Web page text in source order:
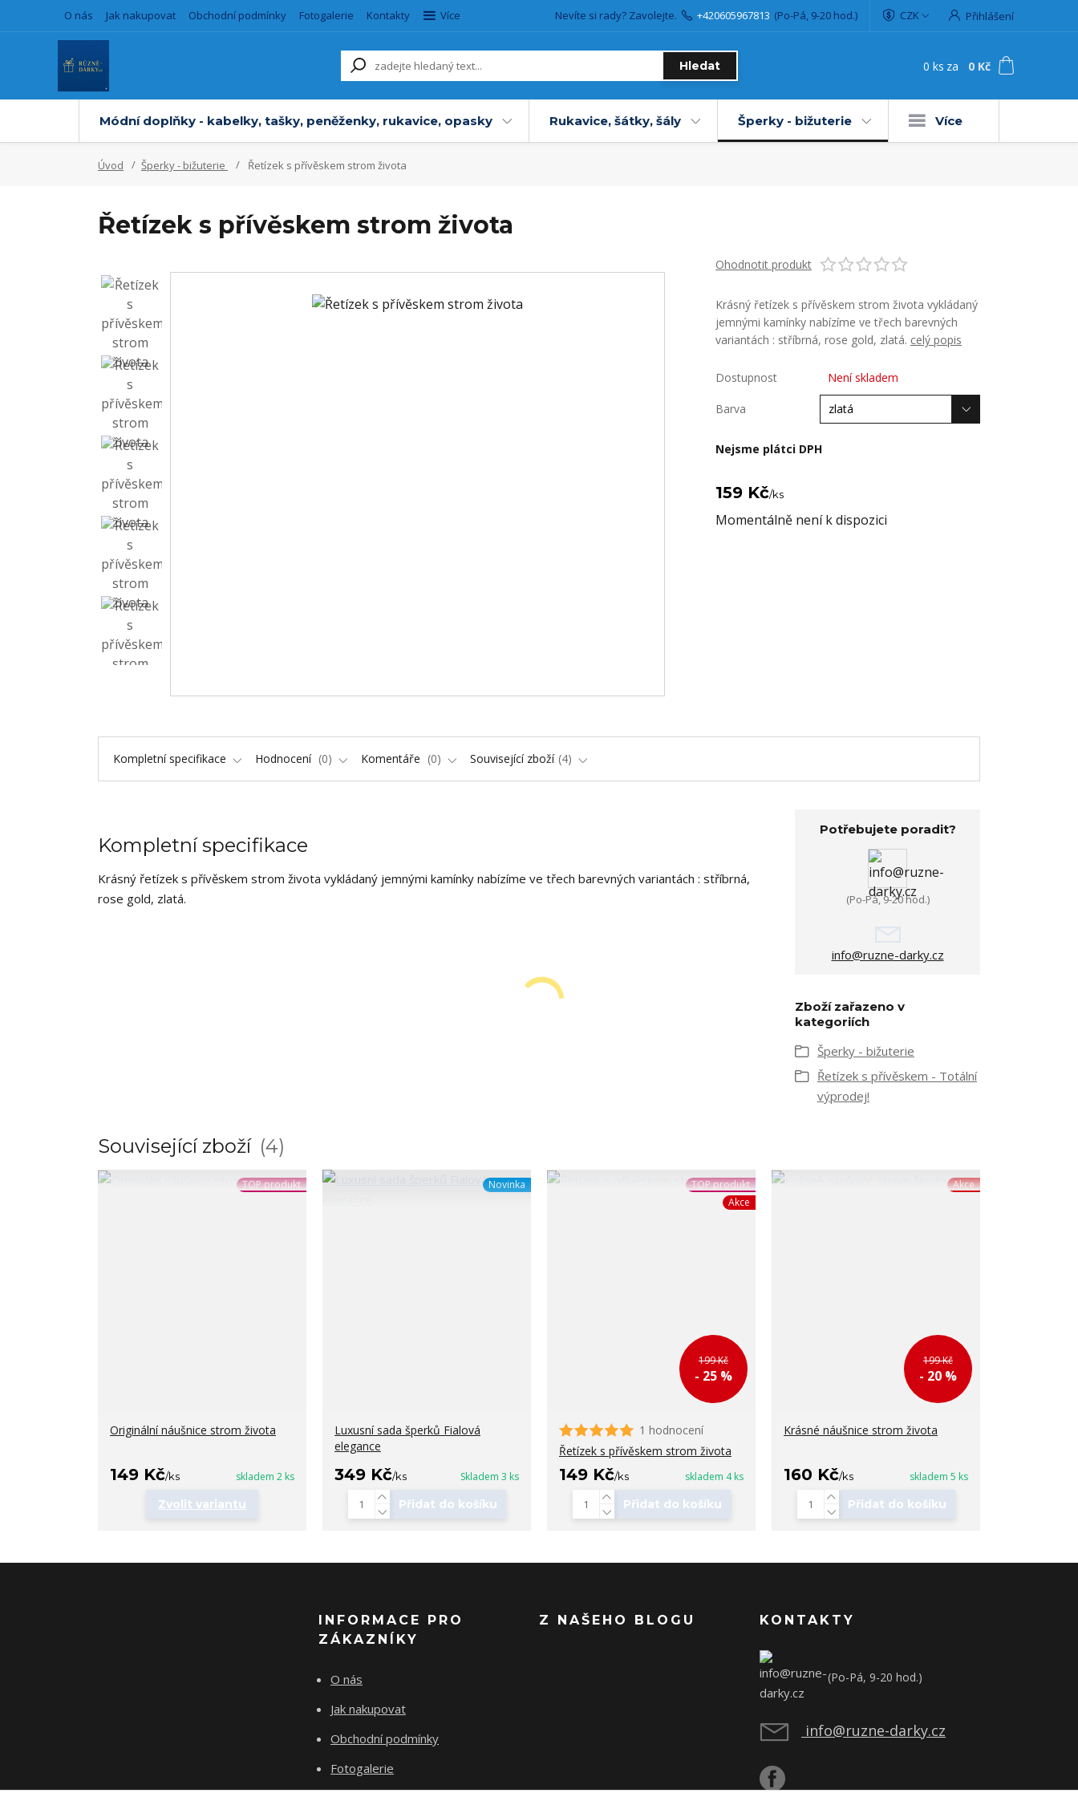
O nás Jak nakupovat Obchodní podmínky Fotogalerie Kontakty Více CZK Přihlášení
Hledat
Nevíte si rady? Zavolejte. +420605967813 (Po-Pá, 9-20 hod.)
0 ks za 0 Kč
Módní doplňky - kabelky, tašky, peněženky, rukavice, opasky Rukavice, šátky, šály Šperky - bižuterie Více
Úvod Šperky - bižuterie Řetízek s přívěskem strom života
Řetízek s přívěskem strom života
Ohodnotit produkt
Krásný řetízek s přívěskem strom života vykládaný
jemnými kamínky nabízíme ve třech barevných
variantách : stříbrná, rose gold, zlatá. celý popis
Dostupnost Není skladem
Barva
Nejsme plátci DPH
159 Kč/ks
Momentálně není k dispozici
Kompletní specifikace Hodnocení 0 Komentáře 0 Související zboží 4
Kompletní specifikace
Krásný řetízek s přívěskem strom života vykládaný jemnými kamínky nabízíme ve třech barevných variantách : stříbrná,
rose gold, zlatá.
Potřebujete poradit?
(Po-Pá, 9-20 hod.)
info@ruzne-darky.cz
Zboží zařazeno v
kategoriích
Šperky - bižuterie
Řetízek s přívěskem - Totální
výprodej!
Související zboží 4
TOP produkt
Originální náušnice strom života
149 Kč/ks skladem 2 ks
Zvolit variantu
Novinka
Luxusní sada šperků Fialová
elegance
349 Kč/ks Skladem 3 ks
Přidat do košíku
TOP produkt
Akce
199 Kč
- 25 %
1 hodnocení
Řetízek s přívěskem strom života
149 Kč/ks skladem 4 ks
Přidat do košíku
Akce
199 Kč
- 20 %
Krásné náušnice strom života
160 Kč/ks skladem 5 ks
Přidat do košíku
INFORMACE PRO
ZÁKAZNÍKY
O nás
Jak nakupovat
Obchodní podmínky
Fotogalerie
Z NAŠEHO BLOGU KONTAKTY
(Po-Pá, 9-20 hod.)
info@ruzne-darky.cz